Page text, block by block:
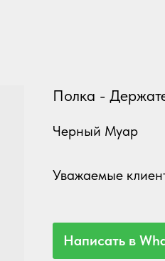
Полка -
Черный Муар
Уважаемые
Написать в